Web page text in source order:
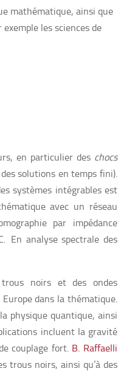
mathématique, ainsi que
les sciences de
en particulier des chocs
solutions en temps fini).
systèmes intégrables est
avec un réseau
par impédance
En analyse spectrale des
noirs et des ondes
dans la thématique.
physique quantique, ainsi
incluent la gravité
couplage fort. B. Raffaelli
trous noirs, ainsi qu’à des